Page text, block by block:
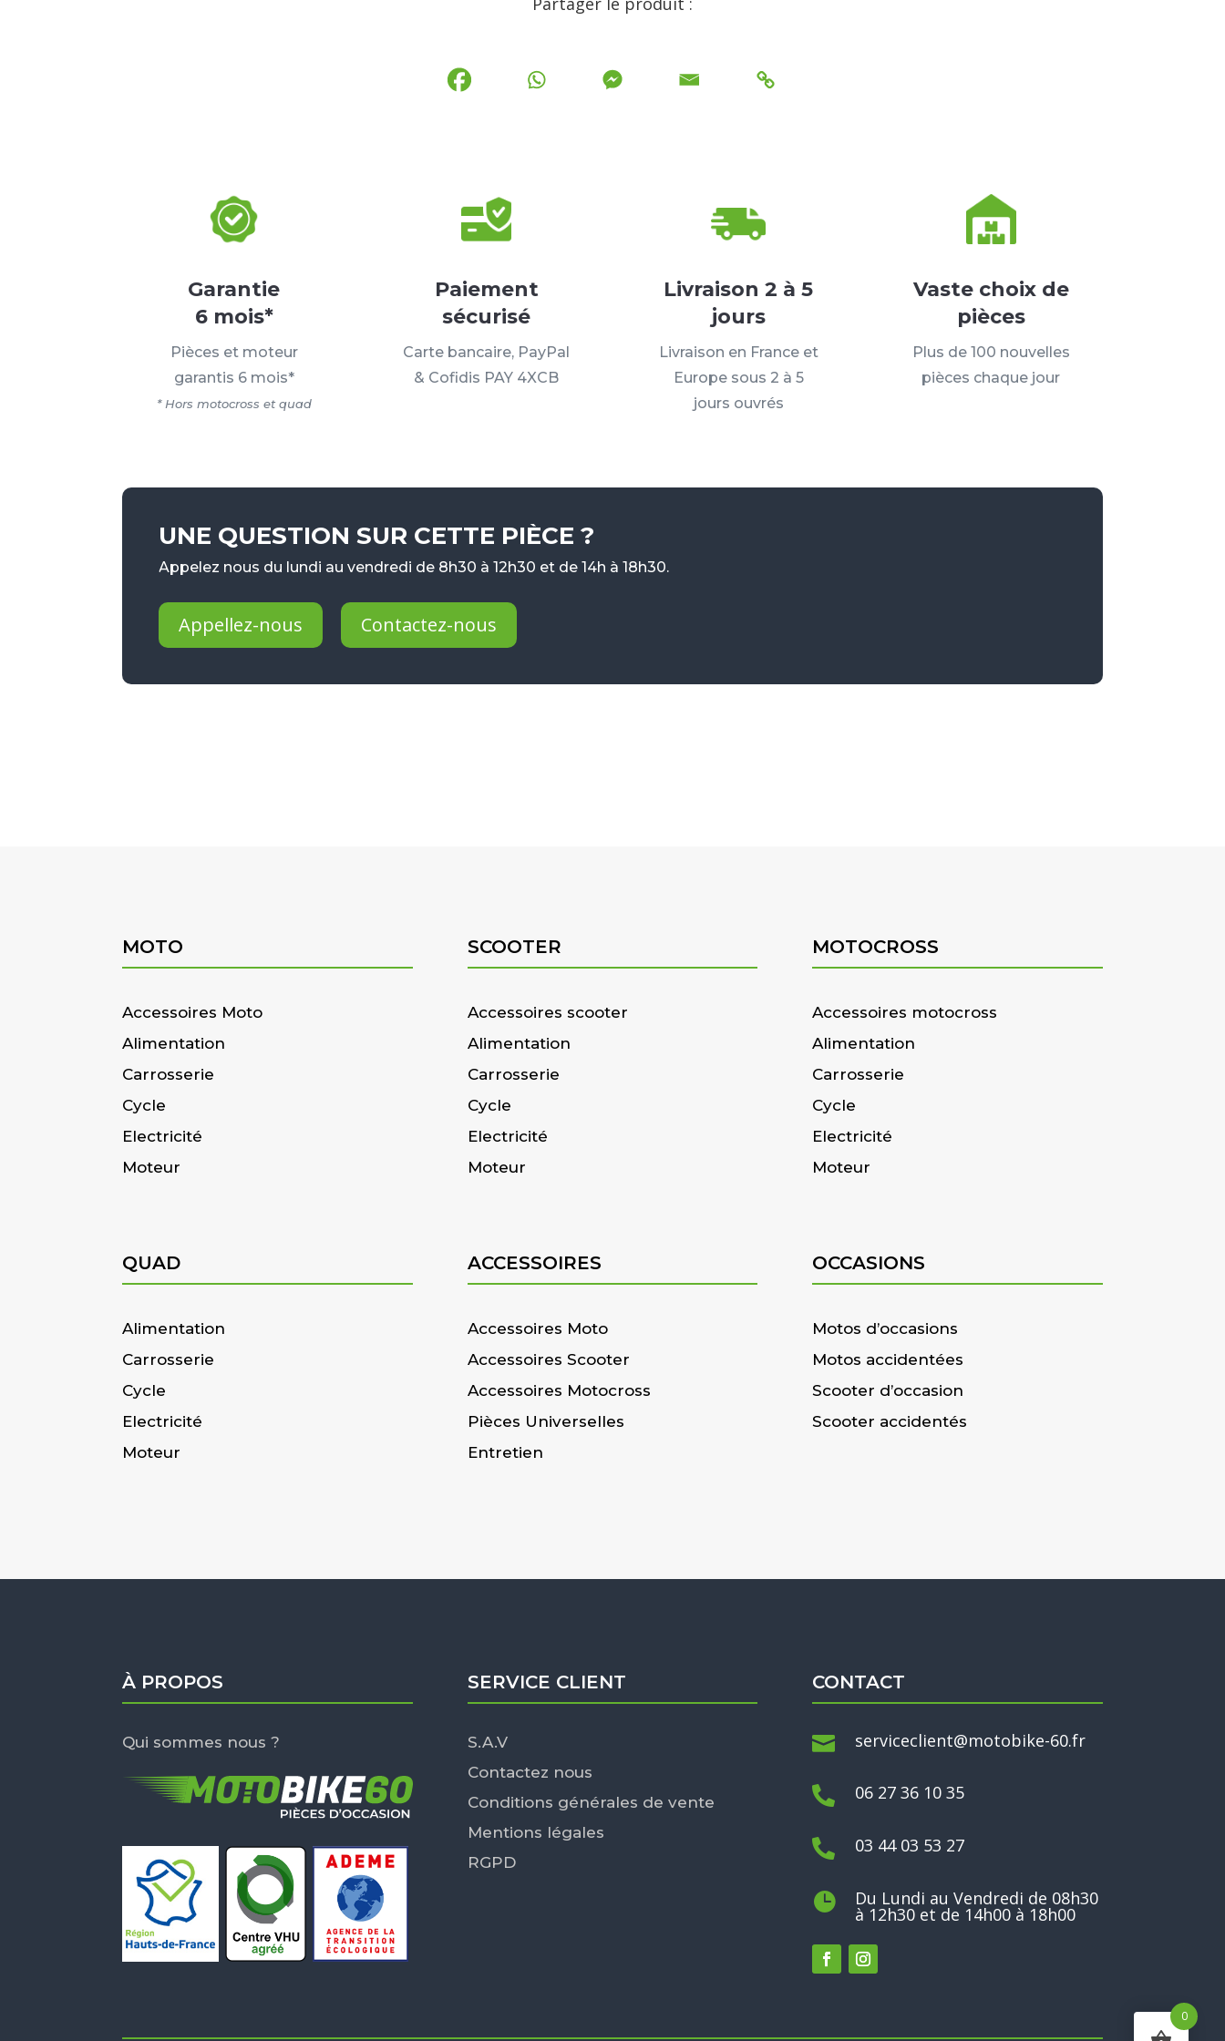
Garantie
6 mois*
Pièces et moteur
garantis 6 mois*
* Hors motocross et quad
Paiement
sécurisé
Carte bancaire, PayPal
& Cofidis PAY 4XCB
Livraison 2 à 5
jours
Livraison en France et
Europe sous 2 à 5
jours ouvrés
Vaste choix de
pièces
Plus de 100 nouvelles
pièces chaque jour
UNE QUESTION SUR CETTE PIÈCE ?
Appelez nous du lundi au vendredi de 8h30 à 12h30 et de 14h à 18h30.
Appellez-nous Contactez-nous
MOTO
Accessoires Moto
Alimentation
Carrosserie
Cycle
Electricité
Moteur
SCOOTER
Accessoires scooter
Alimentation
Carrosserie
Cycle
Electricité
Moteur
MOTOCROSS
Accessoires motocross
Alimentation
Carrosserie
Cycle
Electricité
Moteur
QUAD
Alimentation
Carrosserie
Cycle
Electricité
Moteur
ACCESSOIRES
Accessoires Moto
Accessoires Scooter
Accessoires Motocross
Pièces Universelles
Entretien
OCCASIONS
Motos d’occasions
Motos accidentées
Scooter d’occasion
Scooter accidentés
À PROPOS
Qui sommes nous ?
SERVICE CLIENT
S.A.V
Contactez nous
Conditions générales de vente
Mentions légales
RGPD
CONTACT
 serviceclient@motobike-60.fr
 06 27 36 10 35
 03 44 03 53 27
 Du Lundi au Vendredi de 08h30
à 12h30 et de 14h00 à 18h00
0